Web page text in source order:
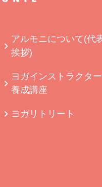
アルモニについて(代
挨拶)
ヨガインストラクター
養成講座
ヨガリトリート